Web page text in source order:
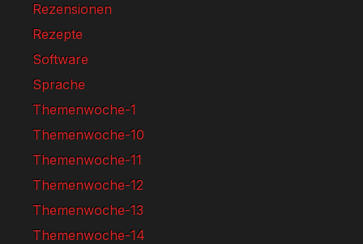
Rezensionen
Rezepte
Software
Sprache
Themenwoche-1
Themenwoche-10
Themenwoche-11
Themenwoche-12
Themenwoche-13
Themenwoche-14